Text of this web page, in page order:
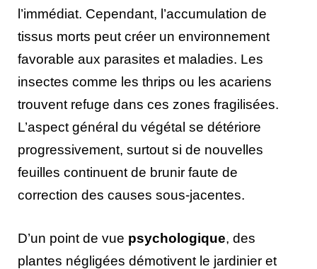
l’immédiat. Cependant, l’accumulation de
tissus morts peut créer un environnement
favorable aux parasites et maladies. Les
insectes comme les thrips ou les acariens
trouvent refuge dans ces zones fragilisées.
L’aspect général du végétal se détériore
progressivement, surtout si de nouvelles
feuilles continuent de brunir faute de
correction des causes sous-jacentes.
D’un point de vue psychologique, des
plantes négligées démotivent le jardinier et